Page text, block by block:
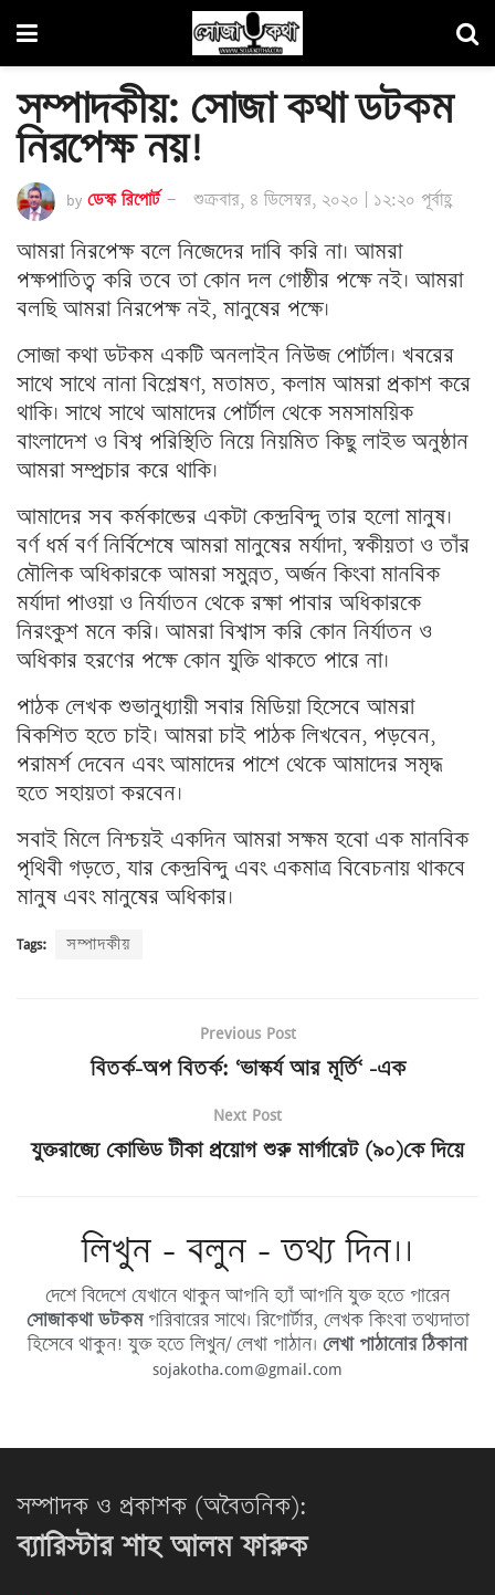
সম্পাদকীয়: সোজা কথা ডটকম
নিরপেক্ষ নয়!
by ডেস্ক রিপোর্ট শুক্রবার, ৪ ডিসেম্বর, ২০২০ | ১২:২০ পূর্বাহ্ণ
আমরা নিরপেক্ষ বলে নিজেদের দাবি করি না। আমরা
পক্ষপাতিত্ব করি তবে তা কোন দল গোষ্ঠীর পক্ষে নই। আমরা
বলছি আমরা নিরপেক্ষ নই, মানুষের পক্ষে।
সোজা কথা ডটকম একটি অনলাইন নিউজ পোর্টাল। খবরের
সাথে সাথে নানা বিশ্লেষণ, মতামত, কলাম আমরা প্রকাশ করে
থাকি। সাথে সাথে আমাদের পোর্টাল থেকে সমসাময়িক
বাংলাদেশ ও বিশ্ব পরিস্থিতি নিয়ে নিয়মিত কিছু লাইভ অনুষ্ঠান
আমরা সম্প্রচার করে থাকি।
আমাদের সব কর্মকান্ডের একটা কেন্দ্রবিন্দু তার হলো মানুষ।
বর্ণ ধর্ম বর্ণ নির্বিশেষে আমরা মানুষের মর্যাদা, স্বকীয়তা ও তাঁর
মৌলিক অধিকারকে আমরা সমুন্নত, অর্জন কিংবা মানবিক
মর্যাদা পাওয়া ও নির্যাতন থেকে রক্ষা পাবার অধিকারকে
নিরংকুশ মনে করি। আমরা বিশ্বাস করি কোন নির্যাতন ও
অধিকার হরণের পক্ষে কোন যুক্তি থাকতে পারে না।
পাঠক লেখক শুভানুধ্যায়ী সবার মিডিয়া হিসেবে আমরা
বিকশিত হতে চাই। আমরা চাই পাঠক লিখবেন, পড়বেন,
পরামর্শ দেবেন এবং আমাদের পাশে থেকে আমাদের সমৃদ্ধ
হতে সহায়তা করবেন।
সবাই মিলে নিশ্চয়ই একদিন আমরা সক্ষম হবো এক মানবিক
পৃথিবী গড়তে, যার কেন্দ্রবিন্দু এবং একমাত্র বিবেচনায় থাকবে
মানুষ এবং মানুষের অধিকার।
Tags: সম্পাদকীয়
Previous Post
বিতর্ক-অপ বিতর্ক: ‘ভাস্কর্য আর মূর্তি‘ -এক
Next Post
যুক্তরাজ্যে কোভিড টীকা প্রয়োগ শুরু মার্গারেট (৯০)কে দিয়ে
লিখুন - বলুন - তথ্য দিন।।
দেশে বিদেশে যেখানে থাকুন আপনি হ্যাঁ আপনি যুক্ত হতে পারেন
সোজাকথা ডটকমপরিবারের সাথে। রিপোর্টার, লেখক কিংবা তথ্যদাতা
হিসেবে থাকুন! যুক্ত হতে লিখুন/ লেখা পাঠান। লেখা পাঠানোর ঠিকানা
sojakotha.com@gmail.com
সম্পাদক ও প্রকাশক (অবৈতনিক):
ব্যারিস্টার শাহ আলম ফারুক